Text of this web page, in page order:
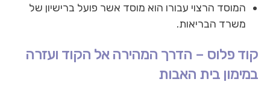
המוסד הרצוי עבורו הוא מוסד אשר פועל ברישיון של
משרד הבריאות.
קוד פלוס – הדרך המהירה אל הקוד ועזרה
במימון בית האבות